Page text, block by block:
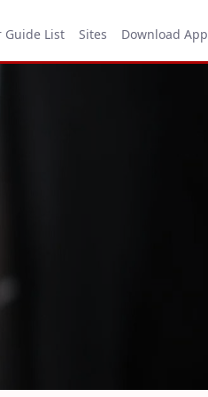
Guide List Sites Download App